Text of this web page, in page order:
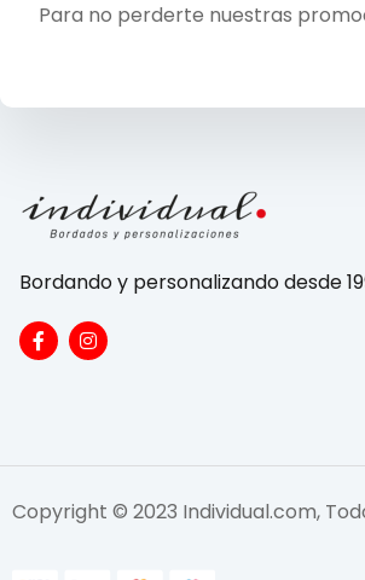
Para no perderte nuestras
Bordando y personalizando desde
Copyright © 2023 Individual.com,